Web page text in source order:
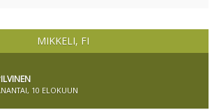
MIKKELI, FI
10 ELOKUUN